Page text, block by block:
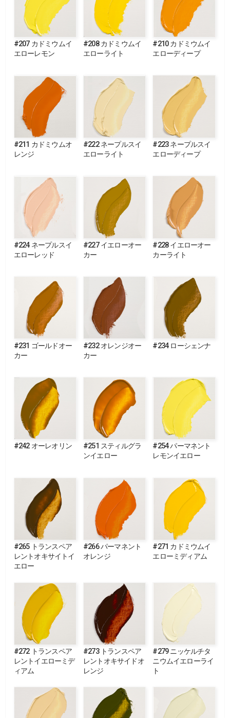
#207 カドミウムイ
エローレモン
#208 カドミウムイ
エローライト
#210 カドミウムイ
エローディープ
#211 カドミウムオ
レンジ
#222 ネープルスイ
エローライト
#223 ネープルスイ
エローディープ
#224 ネープルスイ
エローレッド
#227 イエローオー
カー
#228 イエローオー
カーライト
#231 ゴールドオー
カー
#232 オレンジオー
カー
#234 ローシェンナ
#242 オーレオリン
#251 スティルグラ
ンイエロー
#254 パーマネント
レモンイエロー
#265 トランスペア
レントオキサイトイ
エロー
#266 パーマネント
オレンジ
#271 カドミウムイ
エローミディアム
#272 トランスペア
レントイエローミデ
ィアム
#273 トランスペア
レントオキサイドオ
レンジ
#279 ニッケルチタ
ニウムイエローライ
ト